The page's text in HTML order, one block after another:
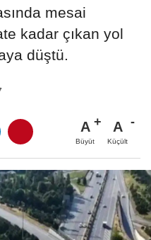
mesai
kadar çıkan yol
düştü.
A
Büyüt
A
Küçült